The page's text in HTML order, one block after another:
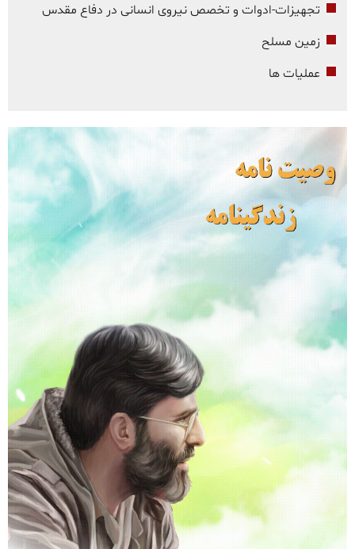
تجهیزات-ادوات و تخصص نیروی انسانی در دفاع مقدس
زمین مسلح
عملیات ها